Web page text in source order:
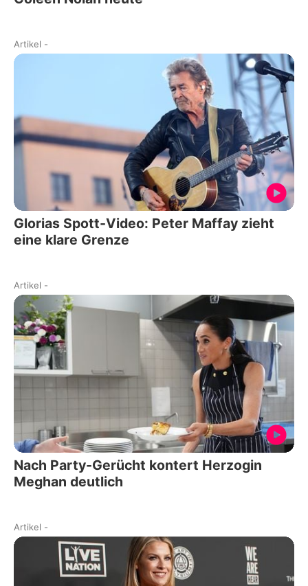
Artikel -
Glorias Spott-Video: Peter Maffay zieht
eine klare Grenze
Artikel -
Nach Party-Gerücht kontert Herzogin
Meghan deutlich
Artikel -